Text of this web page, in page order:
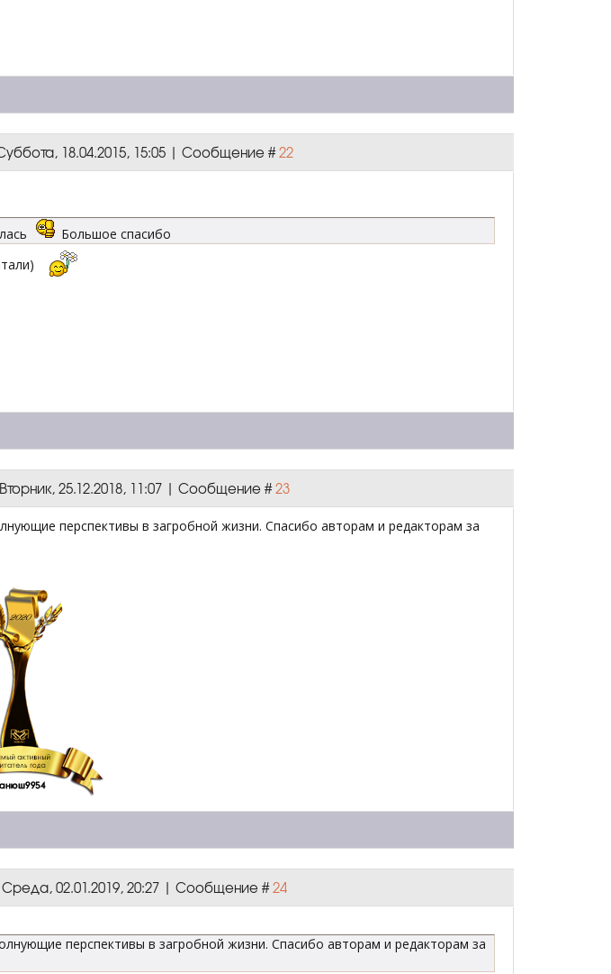
18.04.2015, 15:05 | Сообщение #22
Большое спасибо
25.12.2018, 11:07 | Сообщение #23
перспективы в загробной жизни. Спасибо авторам и редакторам за
02.01.2019, 20:27 | Сообщение #24
перспективы в загробной жизни. Спасибо авторам и редакторам за